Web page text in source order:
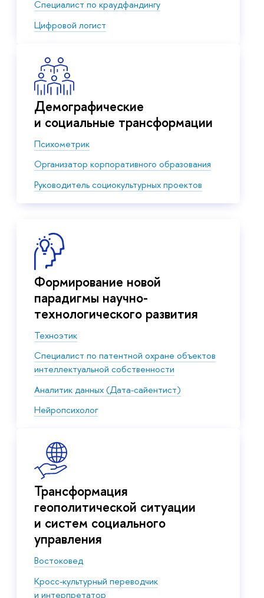
Специалист по краудфандингу
Цифровой логист
Демографические
и социальные трансформации
Психометрик
Организатор корпоративного образования
Руководитель социокультурных проектов
Формирование новой
парадигмы научно-
технологического развития
Техноэтик
Специалист по патентной охране объектов
интеллектуальной собственности
Аналитик данных (Дата-сайентист)
Нейропсихолог
Трансформация
геополитической ситуации
и систем социального
управления
Востоковед
Кросс-культурный переводчик
и интерпретатор